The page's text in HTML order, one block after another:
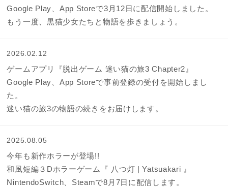
Google Play、App Storeで3月12日に配信開始しました。
もう一度、黒猫少女たちと物語を歩きましょう。
2026.02.12
ゲームアプリ『脱出ゲーム 迷い猫の旅3 Chapter2』
Google Play、App Storeで事前登録の受付を開始しまし
た。
迷い猫の旅3の物語の続きをお届けします。
2025.08.05
今年も新作ホラーが登場!!
和風短編３Dホラーゲーム『 八つ灯 | Yatsuakari 』
NintendoSwitch、Steamで8月7日に配信します。